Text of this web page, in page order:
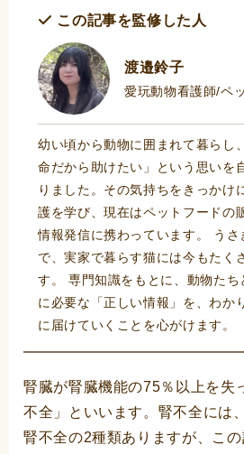
この記事を監修した人
渡邉鈴子
愛玩動物看護師/ペ
幼い頃から動物に囲まれて暮らし
命だから助けたい」という思いを
りました。その気持ちをきっかけ
護を学び、現在はペットフードの
情報発信に携わっています。 うさ
で、実家で暮らす猫には今もたく
す。 専門知識をもとに、動物たち
に必要な「正しい情報」を、わか
に届けていくことを心がけます。
腎臓が腎臓機能の75％以上を失
不全」といいます。腎不全には
腎不全の2種類ありますが、こ